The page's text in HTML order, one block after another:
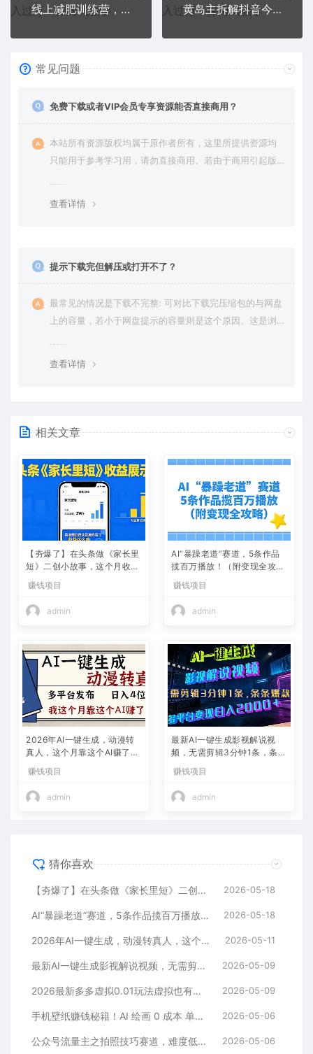
线上减肥训练营，足不出户，仅靠拉几个社群，发几条朋友圈，就可以月实现入五位【揭秘】
黄岛主拆解抖音今日话题短视频项目，视频版一条龙实操玩法分享给你
常见问题
免费下载或者VIP会员专享资源能否直接商用？
本站所有资源版权均属于原作者所有，这里所提供资源均
只能用于参考学习用，请勿直接商用。若由于商用引起版
查看详情
提示下载完但解压或打开不了？
最常见的情况是下载不完整: 可对比下载完压缩包的与网盘
上的容量，若小于网盘提示的容量则是这个原因。这是浏
查看详情
相关文章
【夯爆了】在头条做《家长里
短》二创小故事，这个月收益
2w+
赚钱项目
admin
AI“暴躁老道”赛道，5条作品
揽百万播放！（附变现全攻
略）
赚钱项目
admin
2026年AI一键生成，动漫转
真人，这个月靠这个AI赚了2
赚钱项目
admin
最新AI一键生成影视解说视
频，无需剪辑3分钟1条，条条
+
赚钱项目
admin
猜你喜欢
【夯爆了】在头条做《家长里短》二创小故事，这个月收益2w+ 2026-05-18
AI“暴躁老道”赛道，5条作品揽百万播放！（附变现全攻略） 2026-05-18
2026年AI一键生成，动漫转真人，这个月靠这个AI赚了2W+ 2026-05-11
最新AI一键生成影视解说视频，无需剪辑3分钟1条，条条爆款，多平台变现日入2000+ 2026-05-09
2026最新多多虚拟0.01玩法虚拟也有新门路轻松日入2500! 2026-05-09
手机壁纸赚钱秘籍！AI 绘画 0 成本 单店狂销 3.8 万单 2026-05-06
公众号流量主之拍照技巧赛道，难度低+流量大，起号第一篇就爆了10w阅读！ 2026-05-06